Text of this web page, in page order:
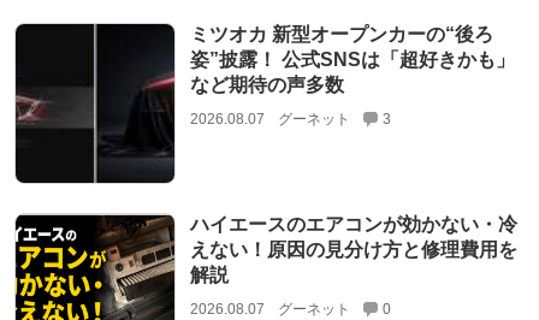
ミツオカ 新型オープンカーの“後ろ
姿”披露！ 公式SNSは「超好きかも」
など期待の声多数
2026.08.07 グーネット 3
ハイエースのエアコンが効かない・冷
えない！原因の見分け方と修理費用を
解説
2026.08.07 グーネット 0